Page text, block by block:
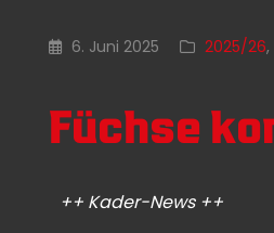
6. Juni 2025 2025/26,
Füchse
++ Kader-News ++